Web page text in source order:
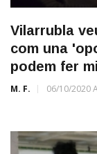
Vilarrubla
com una
podem fer
M. F. 06/10/2020